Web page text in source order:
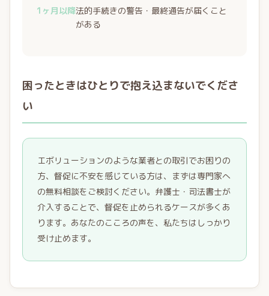
1ヶ月以降法的手続きの警告・最終通告が届くこと
がある
困ったときはひとりで抱え込まないでくださ
い
エボリューションのような業者との取引でお困りの
方、督促に不安を感じている方は、まずは専門家へ
の無料相談をご検討ください。弁護士・司法書士が
介入することで、督促を止められるケースが多くあ
ります。あなたのこころの声を、私たちはしっかり
受け止めます。